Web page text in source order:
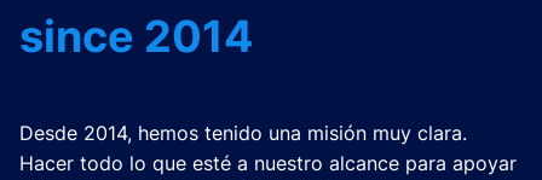
since 2014
Desde 2014, hemos tenido una misión muy clara.
Hacer todo lo que esté a nuestro alcance para apoyar